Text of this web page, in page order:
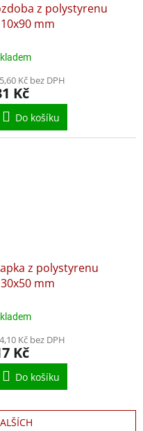
z polystyrenu
mm
Kč bez DPH
Kč
Do košíku
z polystyrenu
mm
Kč bez DPH
Kč
Do košíku